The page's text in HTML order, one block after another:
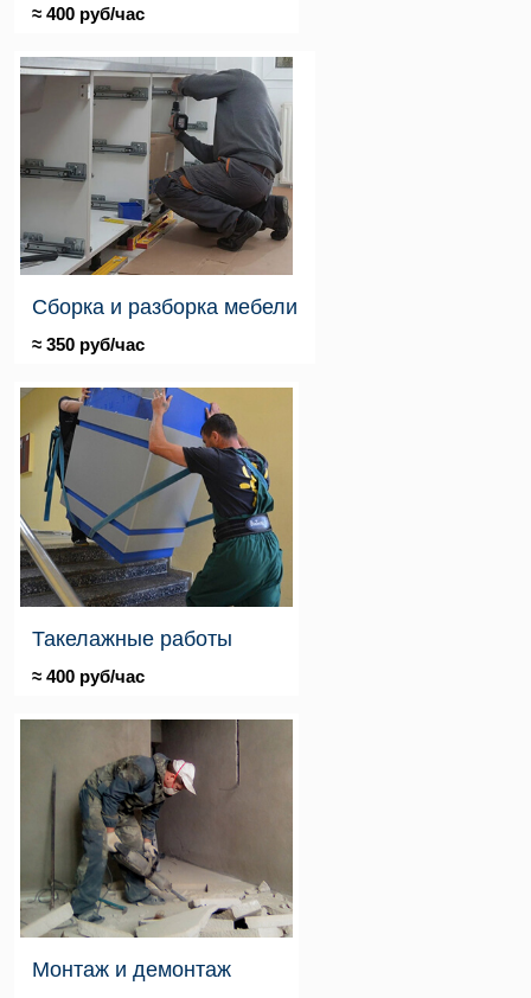
≈ 400 руб/час
Сборка и разборка мебели
≈ 350 руб/час
Такелажные работы
≈ 400 руб/час
Монтаж и демонтаж